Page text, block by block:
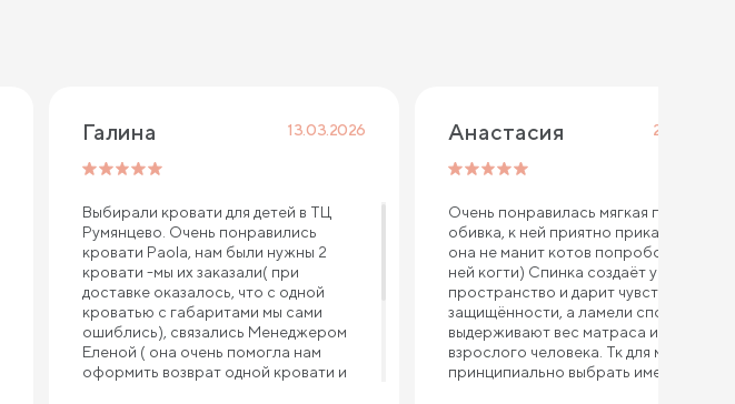
Галина 13.03.2026
Выбирали кровати для детей в ТЦ
Румянцево. Очень понравились
кровати Paola, нам были нужны 2
кровати -мы их заказали( при
доставке оказалось, что с одной
кроватью с габаритами мы сами
ошиблись), связались Менеджером
Еленой ( она очень помогла нам
оформить возврат одной кровати и
Анастасия 24.02.2026
Очень понравилась мягкая плюшевая
обивка, к ней приятно прикасаться и
она не манит котов попробовать на
ней когти) Спинка создаёт уютное
пространство и дарит чувство
защищённости, а ламели спокойно
выдерживают вес матраса и
взрослого человека. Тк для меня было
принципиально выбрать именно